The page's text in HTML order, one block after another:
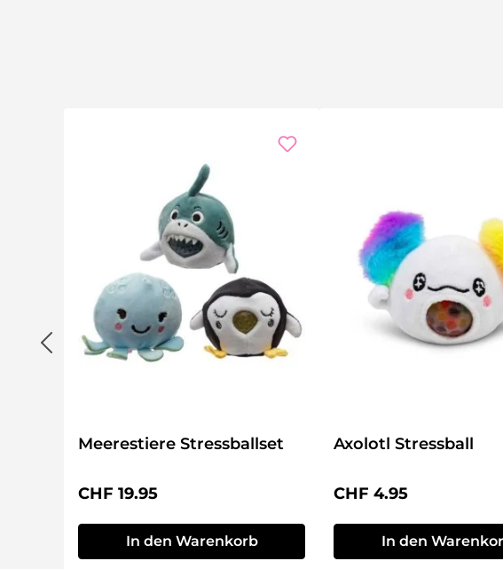
Ja, das Set enthält vier unterschiedliche Meerestier-Stressbälle. Da
Bei leichten Verschmutzungen genügt ein feuchtes Tuch mit milder
Eignet sich das Set als Firmen-Giveaway?
Absolut – kleines Budget, grosse Wirkung. Das Set lässt sich in vier
Meerestiere Stressballset
Regulärer Preis:
CHF 19.95
In den Warenkorb
Axolotl Stressball
Regulärer Preis:
CHF 4.95
In den